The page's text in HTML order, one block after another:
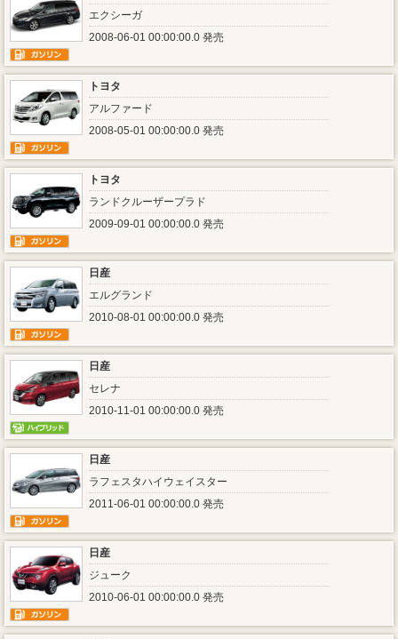
エクシーガ
2008-06-01 00:00:00.0 発売
トヨタ
アルファード
2008-05-01 00:00:00.0 発売
トヨタ
ランドクルーザープラド
2009-09-01 00:00:00.0 発売
日産
エルグランド
2010-08-01 00:00:00.0 発売
日産
セレナ
2010-11-01 00:00:00.0 発売
日産
ラフェスタハイウェイスター
2011-06-01 00:00:00.0 発売
日産
ジューク
2010-06-01 00:00:00.0 発売